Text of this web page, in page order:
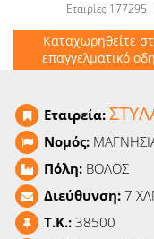
Εταιρίες 177295
Καταχωρηθείτε
επαγγελματικό
Κατάλογος
Αγγελίες
Βιβλία
Εταιρεία:
Νομός:
Πόλη: ΒΟΛΟΣ
Διεύθυνση: 7
T.K.: 38500